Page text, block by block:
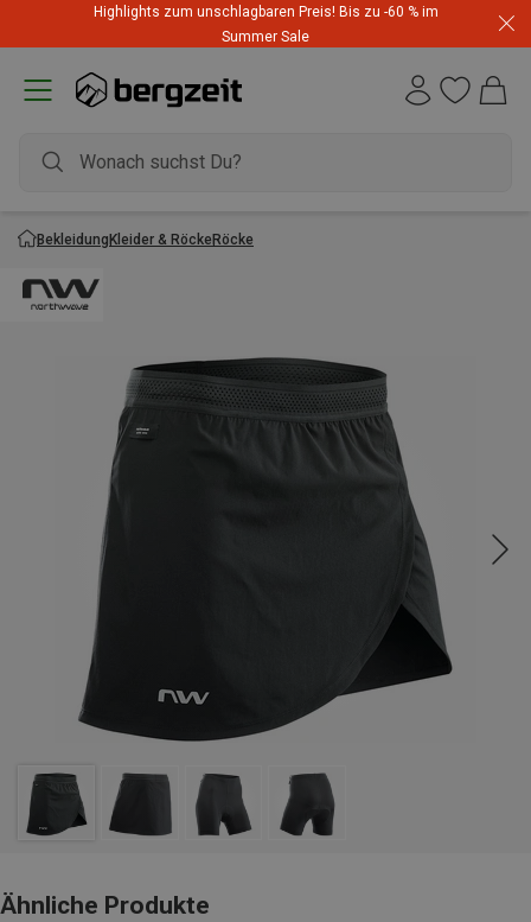
Highlights zum unschlagbaren Preis! Bis zu -60 % im
Summer Sale
BekleidungKleider & RöckeRöcke
Ähnliche Produkte